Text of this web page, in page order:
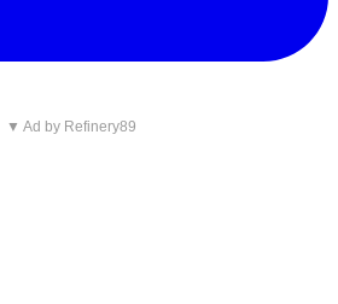
▼ Ad by Refinery89